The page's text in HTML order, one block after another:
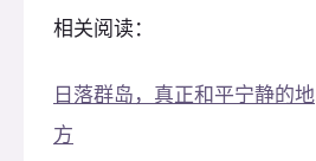
相关阅读：
日落群岛，真正和平宁静的地
方